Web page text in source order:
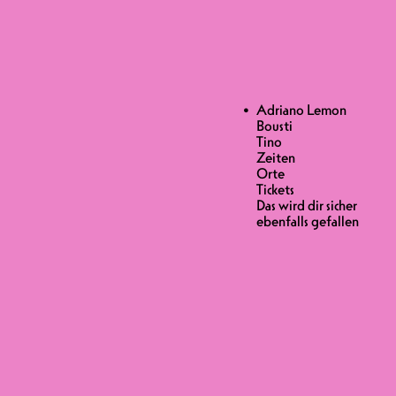
Adriano Lemon
Bousti
Tino
Zeiten
Orte
Tickets
Das wird dir sicher
ebenfalls gefallen